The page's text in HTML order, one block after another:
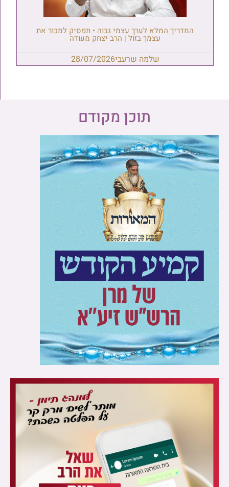
המדריך המלא לערך עצמי גבוה • תפסיק למכור את
עצמך בזול | הרב יצחק מעודה
שלמה שרעבי28/07/2026
תוכן מקודם